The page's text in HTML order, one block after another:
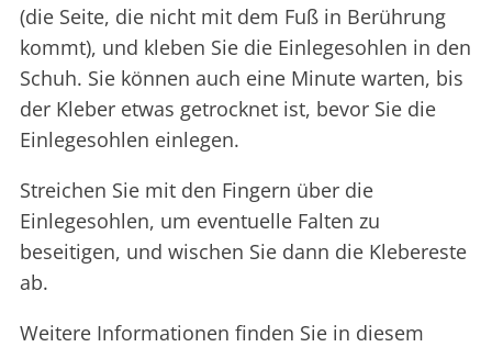
(die Seite, die nicht mit dem Fuß in Berührung
kommt), und kleben Sie die Einlegesohlen in den
Schuh. Sie können auch eine Minute warten, bis
der Kleber etwas getrocknet ist, bevor Sie die
Einlegesohlen einlegen.
Streichen Sie mit den Fingern über die
Einlegesohlen, um eventuelle Falten zu
beseitigen, und wischen Sie dann die Klebereste
ab.
Weitere Informationen finden Sie in diesem